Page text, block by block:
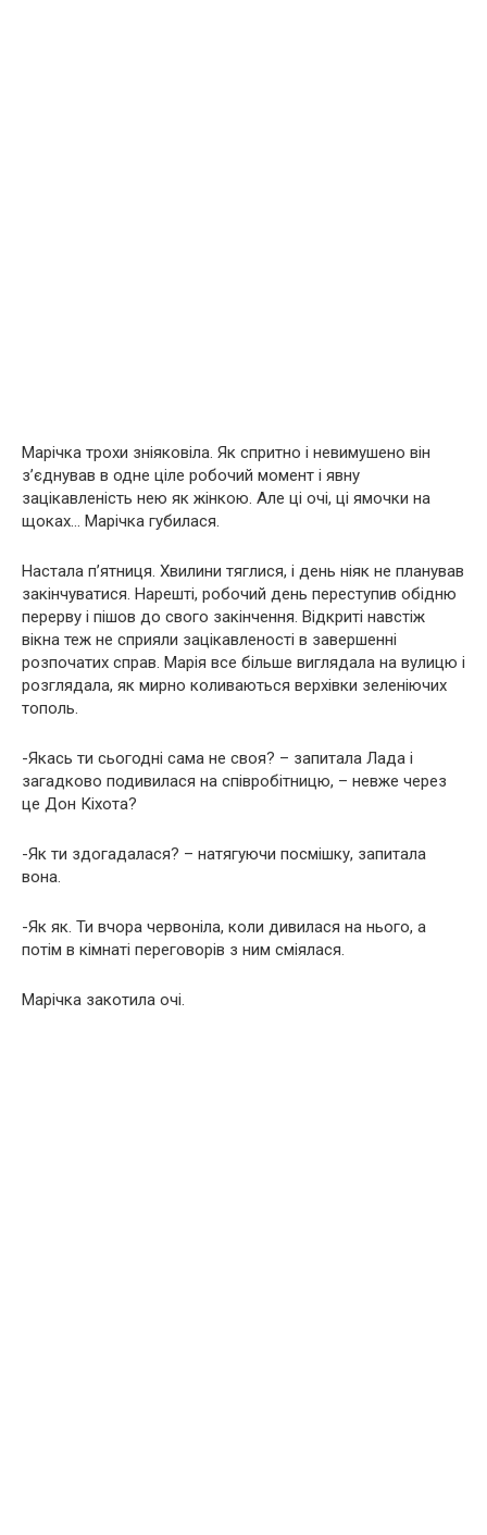
Марічка трохи зніяковіла. Як спритно і невимушено він
з’єднував в одне ціле робочий момент і явну
зацікавленість нею як жінкою. Але ці очі, ці ямочки на
щоках… Марічка губилася.
Настала п’ятниця. Хвилини тяглися, і день ніяк не планував
закінчуватися. Нарешті, робочий день переступив обідню
перерву і пішов до свого закінчення. Відкриті навстіж
вікна теж не сприяли зацікавленості в завершенні
розпочатих справ. Марія все більше виглядала на вулицю і
розглядала, як мирно коливаються верхівки зеленіючих
тополь.
-Якась ти сьогодні сама не своя? – запитала Лада і
загадково подивилася на співробітницю, – невже через
це Дон Кіхота?
-Як ти здогадалася? – натягуючи посмішку, запитала
вона.
-Як як. Ти вчора червоніла, коли дивилася на нього, а
потім в кімнаті переговорів з ним сміялася.
Марічка закотила очі.